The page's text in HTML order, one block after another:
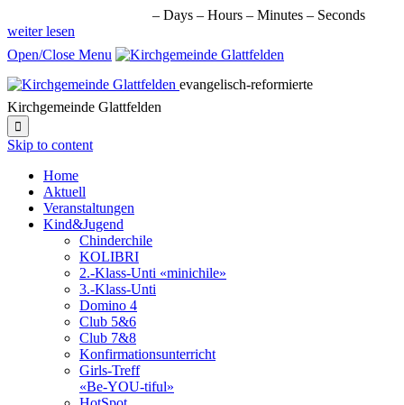
– Days – Hours – Minutes – Seconds
weiter lesen
Open/Close Menu
evangelisch-reformierte
Kirchgemeinde Glattfelden

Skip to content
Home
Aktuell
Veranstaltungen
Kind&Jugend
Chinderchile
KOLIBRI
2.-Klass-Unti «minichile»
3.-Klass-Unti
Domino 4
Club 5&6
Club 7&8
Konfirmationsunterricht
Girls-Treff
«Be-YOU-tiful»